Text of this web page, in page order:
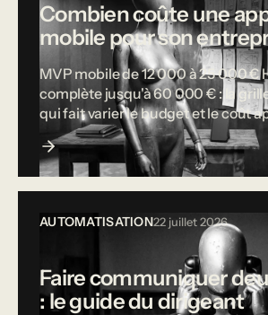
Combien coûte une
mobile pour son
MVP mobile de 12 000 à 25 000 €
complète jusqu'à 60 000 € : la
qui fait varier le budget et le coût
AUTOMATISATION22 juillet 2026
Faire communiquer
: le guide du dirigeant